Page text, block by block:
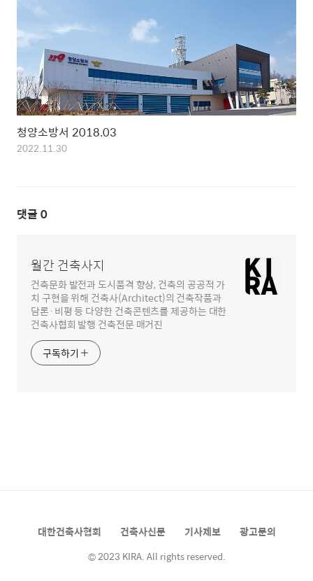
청양소방서 2018.03
2022.11.30
댓글 0
월간 건축사지
건축문화 발전과 도시품격 향상, 건축의 공공적 가
치 구현을 위해 건축사(Architect)의 건축작품과
담론·비평 등 다양한 건축콘텐츠를 제공하는 대한
건축사협회 발행 건축전문 매거진
구독하기
대한건축사협회 건축사신문 기사제보 광고문의
© 2023 KIRA. All rights reserved.